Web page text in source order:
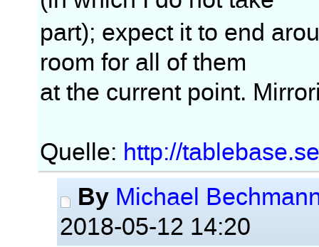
part); expect it to end
room for all of them
at the current point.
Quelle: http://
By Michael
2018-05-12 14:20